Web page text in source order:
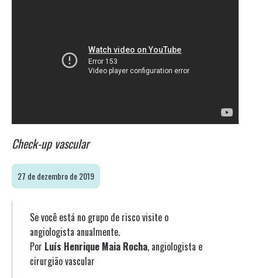
Check-up vascular
27 de dezembro de 2019
Se você está no grupo de risco visite o
angiologista anualmente.
Por Luís Henrique Maia Rocha, angiologista e
cirurgião vascular